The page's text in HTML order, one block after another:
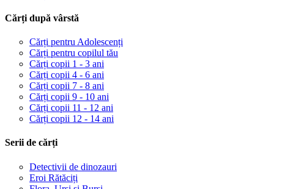
Cărți după vârstă
Cărți pentru Adolescenți
Cărți pentru copilul tău
Cărți copii 1 - 3 ani
Cărți copii 4 - 6 ani
Cărți copii 7 - 8 ani
Cărți copii 9 - 10 ani
Cărți copii 11 - 12 ani
Cărți copii 12 - 14 ani
Serii de cărți
Detectivii de dinozauri
Eroi Rătăciți